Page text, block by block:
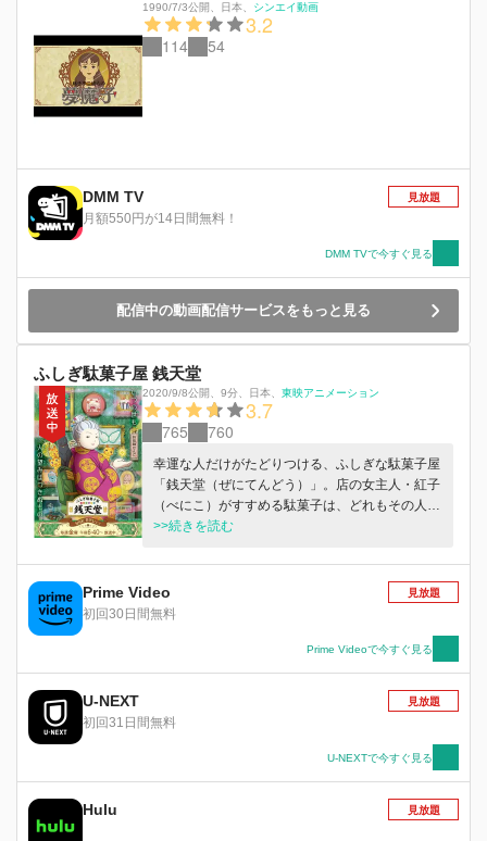
1990/7/3公開 日本 シンエイ動画
3.2
114 54
DMM TV
月額550円が14日間無料！
見放題
DMM TVで今すぐ見る
配信中の動画配信サービスをもっと見る
ふしぎ駄菓子屋 銭天堂
2020/9/8公開 9分 日本 東映アニメーション
3.7
765 760
幸運な人だけがたどりつける、ふしぎな駄菓子屋
「銭天堂（ぜにてんどう）」。店の女主人・紅子
（べにこ）がすすめる駄菓子は、どれもその人の
悩みにあったぴったりのもの。でも、食べ方や使
まねくかはその人次第！
>>続きを読む
Prime Video
初回30日間無料
見放題
Prime Videoで今すぐ見る
U-NEXT
初回31日間無料
見放題
U-NEXTで今すぐ見る
Hulu 見放題